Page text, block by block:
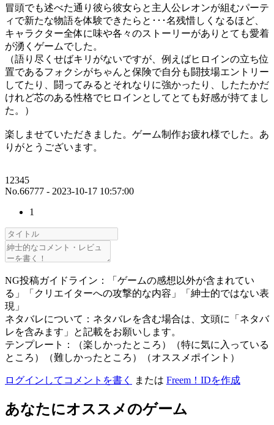
冒頭でも述べた通り彼ら彼女らと主人公レオンが組むパーテ
ィで新たな物語を体験できたらと･･･名残惜しくなるほど、
キャラクター全体に味や各々のストーリーがありとても愛着
が湧くゲームでした。
（語り尽くせばキリがないですが、例えばヒロインの立ち位
置であるフォクシがちゃんと保険で自分も闘技場エントリー
してたり、闘ってみるとそれなりに強かったり、したたかだ
けれど芯のある性格でヒロインとしてとても好感が持てまし
た。）
楽しませていただきました。ゲーム制作お疲れ様でした。あ
りがとうございます。
12345
No.66777 - 2023-10-17 10:57:00
1
NG投稿ガイドライン：「ゲームの感想以外が含まれてい
る」「クリエイターへの攻撃的な内容」「紳士的ではない表
現」
ネタバレについて：ネタバレを含む場合は、文頭に「ネタバ
レを含みます」と記載をお願いします。
テンプレート：（楽しかったところ）（特に気に入っている
ところ）（難しかったところ）（オススメポイント）
ログインしてコメントを書く または Freem！IDを作成
あなたにオススメのゲーム